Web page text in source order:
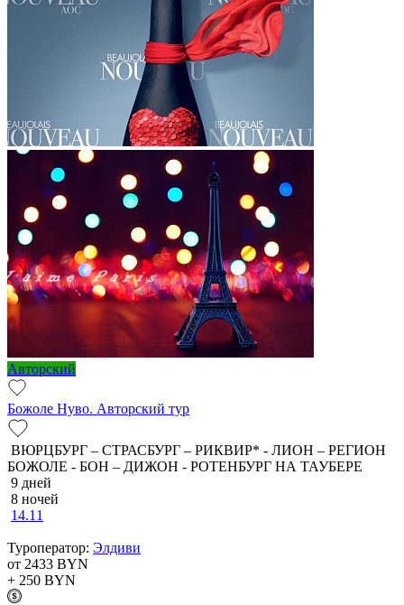
Авторский
Божоле Нуво. Авторский тур
ВЮРЦБУРГ – СТРАСБУРГ – РИКВИР* - ЛИОН – РЕГИОН
БОЖОЛЕ - БОН – ДИЖОН - РОТЕНБУРГ НА ТАУБЕРЕ
9 дней
8 ночей
14.11
Туроператор: Элдиви
от 2433 BYN
+ 250 BYN